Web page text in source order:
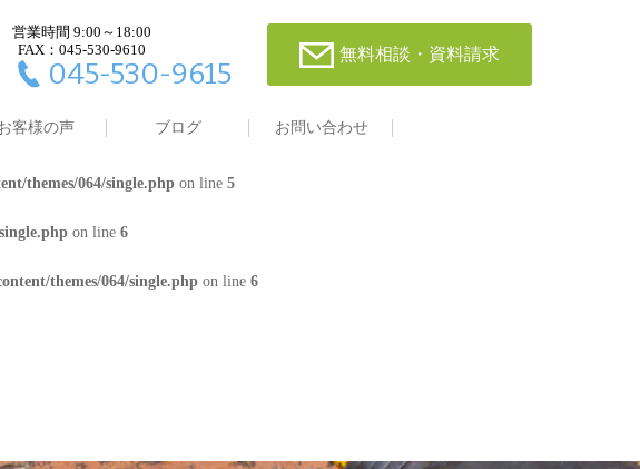
営業時間 9:00～18:00
FAX：045-530-9610
045-530-9615
無料相談・資料請求
客様の声 ブログ お問い合わせ
on line4
themes/064/single.phpon line 4
on line
themes/064/single.php on line 5
on line 6
themes/064/single.php on line 6